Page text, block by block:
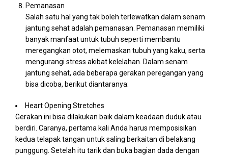
Pemanasan
Salah satu hal yang tak boleh terlewatkan dalam senam
jantung sehat adalah pemanasan. Pemanasan memiliki
banyak manfaat untuk tubuh seperti membantu
meregangkan otot, melemaskan tubuh yang kaku, serta
mengurangi stress akibat kelelahan. Dalam senam
jantung sehat, ada beberapa gerakan peregangan yang
bisa dicoba, berikut diantaranya:
Heart Opening Stretches
Gerakan ini bisa dilakukan baik dalam keadaan duduk atau
berdiri. Caranya, pertama kali Anda harus memposisikan
kedua telapak tangan untuk saling berkaitan di belakang
punggung. Setelah itu tarik dan buka bagian dada dengan